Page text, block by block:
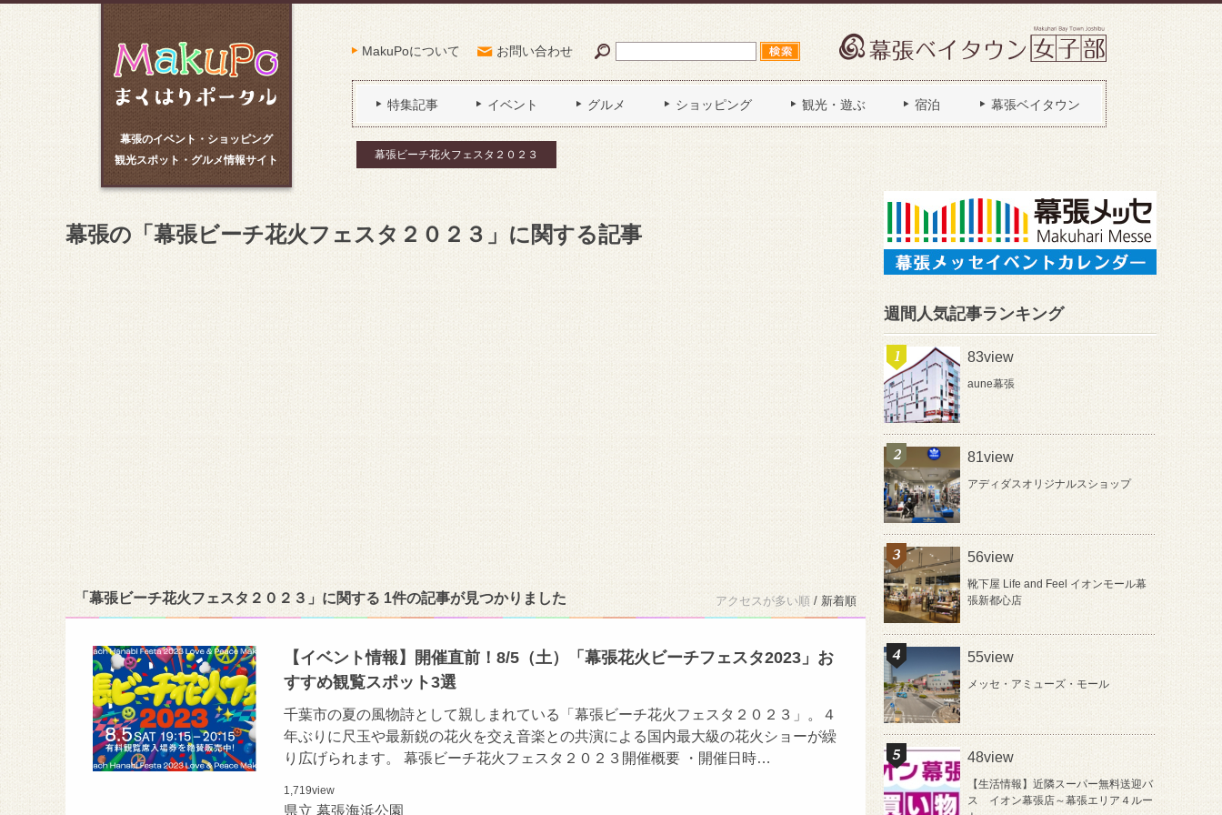
幕張のイベント・ショッピング
観光スポット・グルメ情報サイト
MakuPoについて お問い合わせ
特集記事 イベント グルメ ショッピング 観光・遊ぶ 宿泊 幕張ベイタウン
幕張ビーチ花火フェスタ２０２３
幕張の「幕張ビーチ花火フェスタ２０２３」に関する記事
「幕張ビーチ花火フェスタ２０２３」に関する 1件の記事が見つかりました アクセスが多い順 / 新着順
【イベント情報】開催直前！8/5（土）「幕張花火ビーチフェスタ2023」お
すすめ観覧スポット3選
千葉市の夏の風物詩として親しまれている「幕張ビーチ花火フェスタ２０２３」。４
年ぶりに尺玉や最新鋭の花火を交え音楽との共演による国内最大級の花火ショーが繰
り広げられます。 幕張ビーチ花火フェスタ２０２３開催概要 ・開催日時…
1,719view
県立 幕張海浜公園
週間人気記事ランキング
83view
aune幕張
81view
アディダスオリジナルスショップ
56view
靴下屋 Life and Feel イオンモール幕
張新都心店
55view
メッセ・アミューズ・モール
48view
【生活情報】近隣スーパー無料送迎バ
ス イオン幕張店～幕張エリア４ルー